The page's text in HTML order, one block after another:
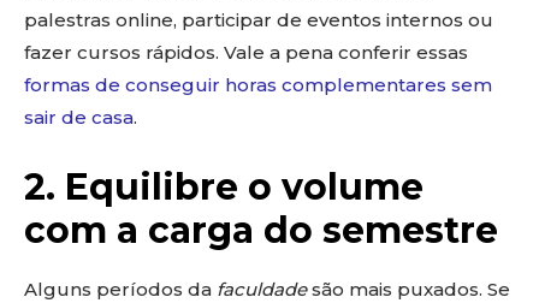
palestras online, participar de eventos internos ou
fazer cursos rápidos. Vale a pena conferir essas
formas de conseguir horas complementares sem
sair de casa.
2. Equilibre o volume
com a carga do semestre
Alguns períodos da faculdadesão mais puxados. Se